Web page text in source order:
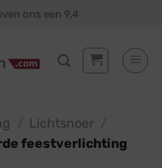
ons een 9,4
Lichtsnoer
feestverlichting